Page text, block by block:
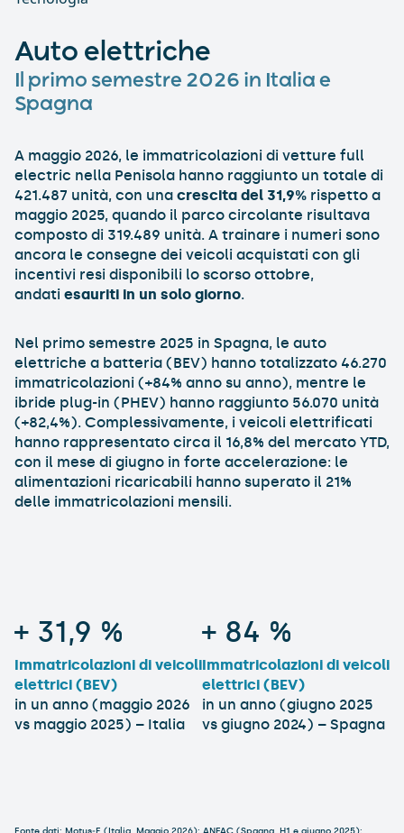
+ 31,9 %
Immatricolazioni di veicoli
elettrici (BEV)
in un anno (maggio 2026
vs maggio 2025) – Italia
+ 84 %
Immatricolazioni di veicoli
elettrici (BEV)
in un anno (giugno 2025
vs giugno 2024) – Spagna
Auto elettriche
Il primo semestre 2026 in Italia e
Spagna
A maggio 2026, le immatricolazioni di vetture full
electric nella Penisola hanno raggiunto un totale di
421.487 unità, con una crescita del 31,9% rispetto a
maggio 2025, quando il parco circolante risultava
composto di 319.489 unità. A trainare i numeri sono
ancora le consegne dei veicoli acquistati con gli
incentivi resi disponibili lo scorso ottobre,
andati esauriti in un solo giorno.
Nel primo semestre 2025 in Spagna, le auto
elettriche a batteria (BEV) hanno totalizzato 46.270
immatricolazioni (+84% anno su anno), mentre le
ibride plug-in (PHEV) hanno raggiunto 56.070 unità
(+82,4%). Complessivamente, i veicoli elettrificati
hanno rappresentato circa il 16,8% del mercato YTD,
con il mese di giugno in forte accelerazione: le
alimentazioni ricaricabili hanno superato il 21%
delle immatricolazioni mensili.